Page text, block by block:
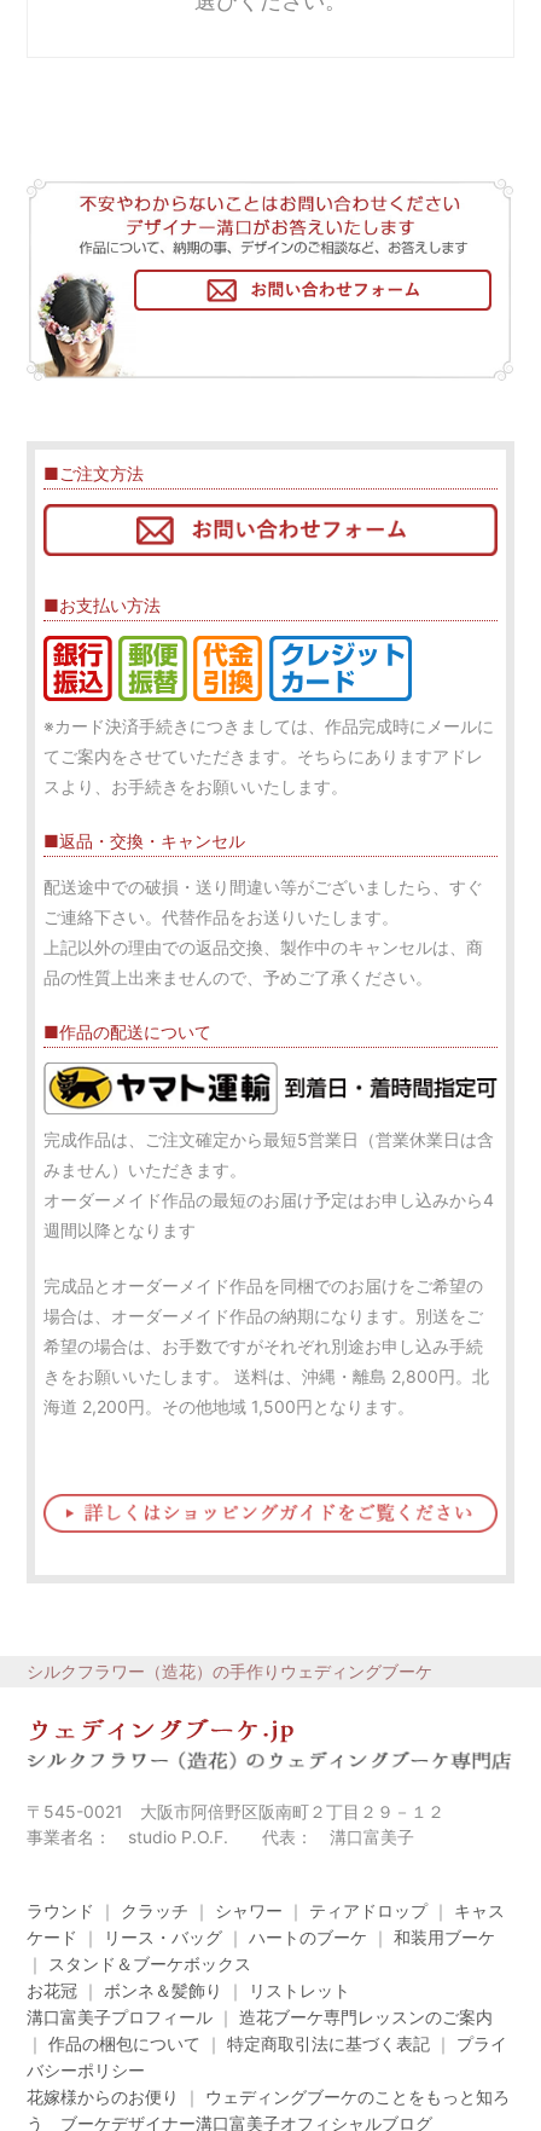
■ご注文方法
■お支払い方法
※カード決済手続きにつきましては、作品完成時にメールに
てご案内をさせていただきます。そちらにありますアドレ
スより、お手続きをお願いいたします。
■返品・交換・キャンセル
配送途中での破損・送り間違い等がございましたら、すぐ
ご連絡下さい。代替作品をお送りいたします。
上記以外の理由での返品交換、製作中のキャンセルは、商
品の性質上出来ませんので、予めご了承ください。
■作品の配送について
完成作品は、ご注文確定から最短5営業日（営業休業日は含
みません）いただきます。
オーダーメイド作品の最短のお届け予定はお申し込みから4
週間以降となります
完成品とオーダーメイド作品を同梱でのお届けをご希望の
場合は、オーダーメイド作品の納期になります。別送をご
希望の場合は、お手数ですがそれぞれ別途お申し込み手続
きをお願いいたします。 送料は、沖縄・離島 2,800円。北
海道 2,200円。その他地域 1,500円となります。
シルクフラワー（造花）の手作りウェディングブーケ
〒545-0021 大阪市阿倍野区阪南町２丁目２９－１２
事業者名： studio P.O.F. 代表： 溝口富美子
ラウンド ｜ クラッチ ｜ シャワー ｜ ティアドロップ｜ キャス
ケード
｜ リース・バッグ ｜ハートのブーケ ｜和装用ブーケ
｜ スタンド＆ブーケボックス
お花冠 ｜ ボンネ＆髪飾り ｜
リストレット
溝口富美子プロフィール ｜造花ブーケ専門レッスンのご案内
｜作品の梱包について ｜特定商取引法に基づく表記 ｜ プライ
バシーポリシー
花嫁様からのお便り
｜ ウェディングブーケのことをもっと知ろ
う ブーケデザイナー溝口富美子オフィシャルブログ